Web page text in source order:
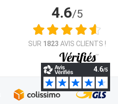
4.6/5
SUR 1823 AVIS CLIENTS !